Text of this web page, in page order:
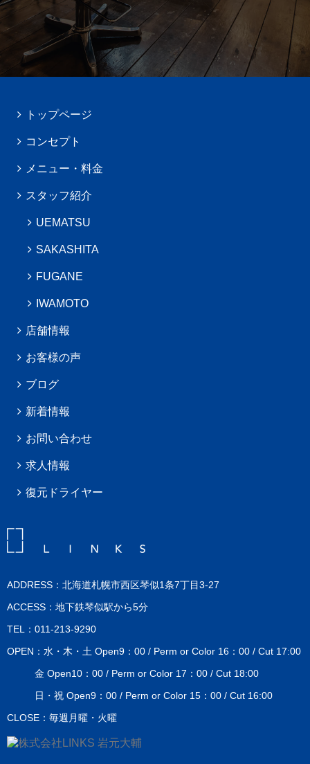
トップページ
コンセプト
メニュー・料金
スタッフ紹介
UEMATSU
SAKASHITA
FUGANE
IWAMOTO
店舗情報
お客様の声
ブログ
新着情報
お問い合わせ
求人情報
復元ドライヤー
ADDRESS：北海道札幌市西区琴似1条7丁目3-27
ACCESS：地下鉄琴似駅から5分
TEL：011-213-9290
OPEN：水・木・土 Open9：00 / Perm or Color 16：00 / Cut 17:00
金 Open10：00 / Perm or Color 17：00 / Cut 18:00
日・祝 Open9：00 / Perm or Color 15：00 / Cut 16:00
CLOSE：毎週月曜・火曜